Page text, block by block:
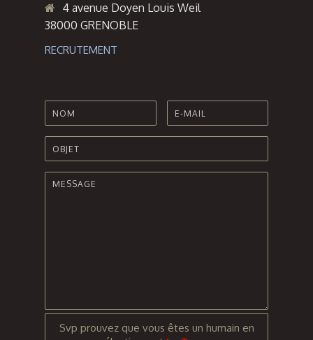
4 avenue Doyen Louis Weil
38000 GRENOBLE
RECRUTEMENT
Svp prouvez que vous êtes un humain en